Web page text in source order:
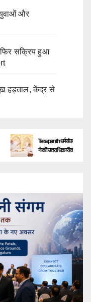
और
सक्रिय हुआ
हड़ताल, केंद्र से
Terapanth धर्मसंघ को मिला नया
ने की उत्तराधिकारी की घोषणा